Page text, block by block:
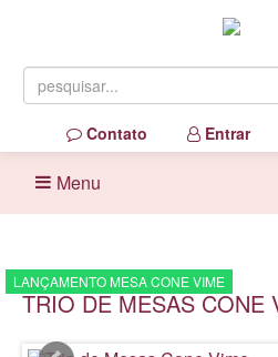
Contato Entrar
Menu
TRIO DE MESAS CONE
LANÇAMENTO MESA CONE VIME